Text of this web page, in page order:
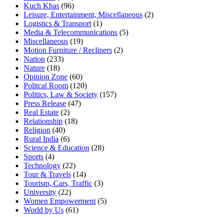
Kuch Khas (96)
Leisure, Entertainment, Miscellaneous (2)
Logistics & Transport (1)
Media & Telecommunications (5)
Miscellaneous (19)
Motion Furniture / Recliners (2)
Nation (233)
Nature (18)
Opinion Zone (60)
Politcal Room (120)
Politics, Law & Society (157)
Press Release (47)
Real Estate (2)
Relationship (18)
Religion (40)
Rural India (6)
Science & Education (28)
Sports (4)
Technology (22)
Tour & Travels (14)
Tourism, Cars, Traffic (3)
University (22)
Women Empowerment (5)
World by Us (61)